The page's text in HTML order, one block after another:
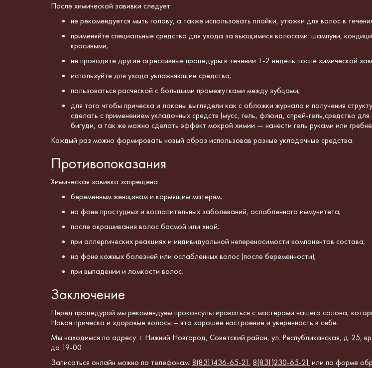
Послехимической завивки следует:
не рекомендуется мыть голову, а также использовать плойки, утюжки для волос в
применяйтеспециальные средства для ухода за вьющимися волосами: шампуни,
красивыми;
не проводитедругие агрессивные процедуры в течении 1-2 недель после химической
используйте для ухода увлажняющие средства;
пользоваться расческой с большими промежутками между зубцами;
для того чтобы прическа и локоны выглядели как с обложки журнала и получения
сделать с применением укладочных средств (мусс, гель, флюид, спрей-гель,средство
бигуди, а так же можно сделать эффект мокрой химии — нанести гель руками или
Каждый раз можно формировать новый образ использовав разные укладочные средства.
Противопоказания
Химическая завивка запрещена:
беременным женщинам и кормящим матерям;
на фоне простудных и воспалительных заболеваний, ослабленного иммунитета;
после окрашивания волос басмой или хной;
при аллергических реакциях и индивидуальной непереносимости компонентов состава;
на фоне кожных болезней или ослабленных волос (после беременности);
при выпадении и ломкости волос.
Заключение
Перед процедурой мы рекомендуем проконсультироваться с мастерами нашего салона,
Новая прическа и здоровые волосы – это хорошее настроение и уверенность в себе.
Мы находимся по адресу: г. Нижний Новгород, Советский район, ул. Республиканская, д.
до 19-00
Записаться онлайн можно по телефонам: 8(831)436-65-21, 8(831)230-65-21 или по форме